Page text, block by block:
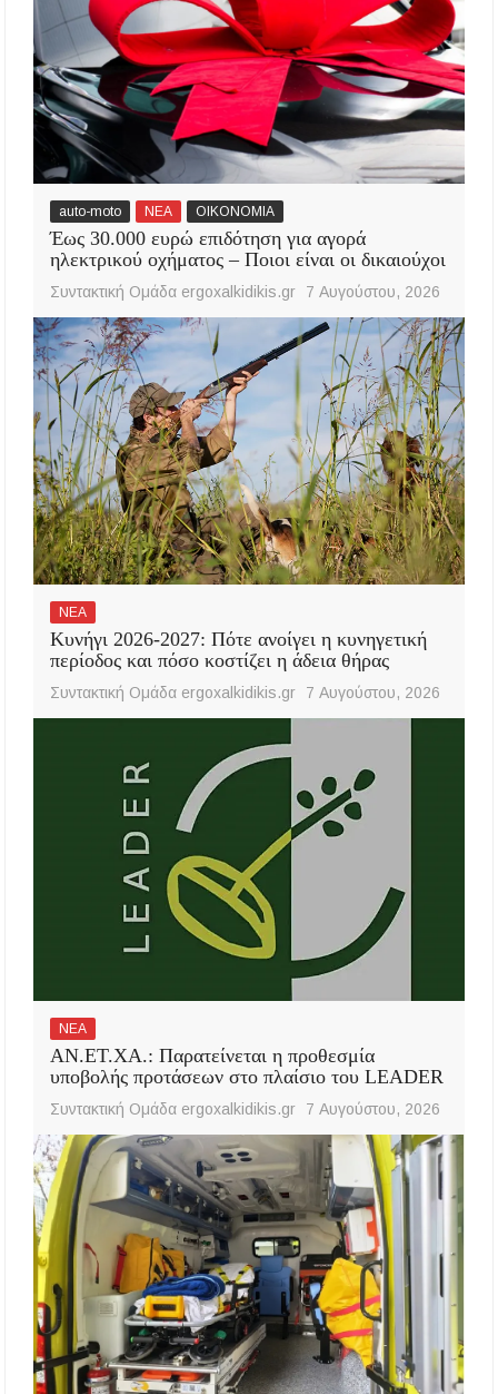
auto-moto ΝΕΑ ΟΙΚΟΝΟΜΙΑ
Έως 30.000 ευρώ επιδότηση για αγορά
ηλεκτρικού οχήματος – Ποιοι είναι οι δικαιούχοι
Συντακτική Ομάδα ergoxalkidikis.gr 7 Αυγούστου, 2026
ΝΕΑ
Κυνήγι 2026-2027: Πότε ανοίγει η κυνηγετική
περίοδος και πόσο κοστίζει η άδεια θήρας
Συντακτική Ομάδα ergoxalkidikis.gr 7 Αυγούστου, 2026
ΝΕΑ
ΑΝ.ΕΤ.ΧΑ.: Παρατείνεται η προθεσμία
υποβολής προτάσεων στο πλαίσιο του LEADER
Συντακτική Ομάδα ergoxalkidikis.gr 7 Αυγούστου, 2026